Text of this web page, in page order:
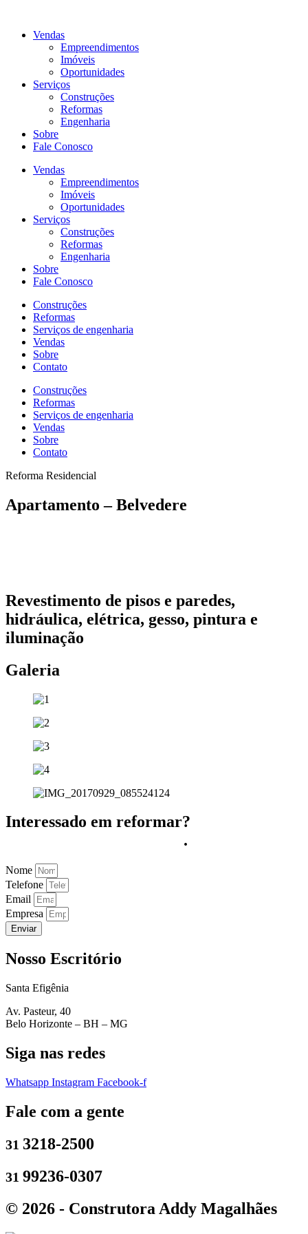
Vendas
Empreendimentos
Imóveis
Oportunidades
Serviços
Construções
Reformas
Engenharia
Sobre
Fale Conosco
Vendas
Empreendimentos
Imóveis
Oportunidades
Serviços
Construções
Reformas
Engenharia
Sobre
Fale Conosco
Construções
Reformas
Serviços de engenharia
Vendas
Sobre
Contato
Construções
Reformas
Serviços de engenharia
Vendas
Sobre
Contato
Reforma Residencial
Apartamento – Belvedere
Revestimento de pisos e paredes,
hidráulica, elétrica, gesso, pintura e
iluminação
Galeria
Interessado em reformar?
.
Nome
Telefone
Email
Empresa
Enviar
Nosso Escritório
Santa Efigênia
Av. Pasteur, 40
Belo Horizonte – BH – MG
Siga nas redes
Whatsapp Instagram Facebook-f
Fale com a gente
31 3218-2500
31 99236-0307
© 2026 - Construtora Addy Magalhães